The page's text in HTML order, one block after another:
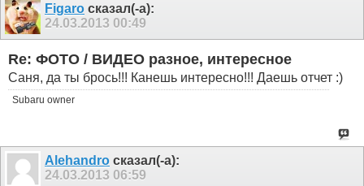
Figaro сказал(-а):
24.03.2013 00:49
Re: ФОТО / ВИДЕО разное, интересное
Саня, да ты брось!!! Канешь интересно!!! Даешь отчет :)
Subaru owner
Alehandro сказал(-а):
24.03.2013 06:59